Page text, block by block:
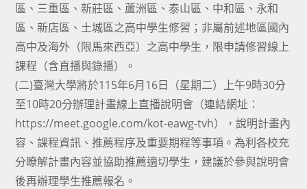
區、三重區、新莊區、蘆洲區、泰山區、中和區、永和
區、新店區、土城區之高中學生修習；非屬前述地區國內
高中及海外（限馬來西亞）之高中學生，限申請修習線上
課程（含直播與錄播）。
(二)臺灣大學將於115年6月16日（星期二）上午9時30分
至10時20分辦理計畫線上直播說明會（連結網址：
https://meet.google.com/kot-eawg-tvh），說明計畫內
容、課程資訊、推薦程序及重要期程等事項。為利各校充
分瞭解計畫內容並協助推薦適切學生，建議於參與說明會
後再辦理學生推薦報名。